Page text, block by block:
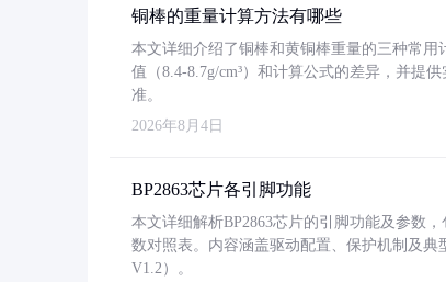
铜棒的重量计算方法有哪些
本文详细介绍了铜棒和黄铜棒重量的三种常
值（8.4-8.7g/cm³）和计算公式的差异，并提
准。
2026年8月4日
BP2863芯片各引脚功能
本文详细解析BP2863芯片的引脚功能及参数
数对照表。内容涵盖驱动配置、保护机制及
V1.2）。